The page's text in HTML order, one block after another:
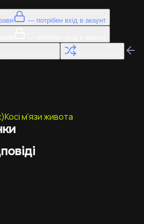
— потрібен вхід в акаунт
Косі м'язи живота